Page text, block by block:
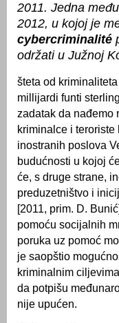
2011. Jedna
2012, u kojoj je
cybercriminalité
održati u Južnoj
šteta od
millijardi funti
zadatak da nađemo
kriminalce i
inostranih poslova
budućnosti u kojoj
će, s druge strane,
preduzetništvo i
[2011, prim. D.
pomoću socijalnih
poruka uz pomoć
je saopštio
kriminalnim
da potpišu
nije upućen.